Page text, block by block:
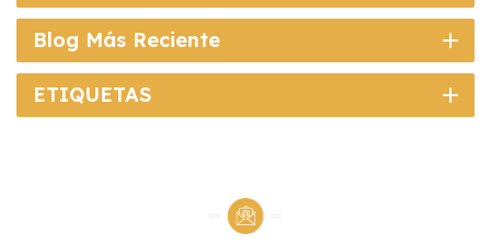
Blog Más Reciente
ETIQUETAS